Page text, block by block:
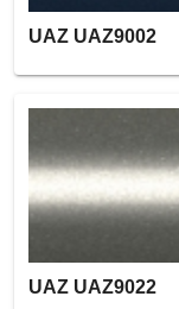
UAZ UAZ9002
UAZ UAZ9022